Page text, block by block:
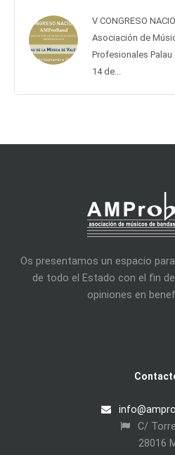
V CONGRESO
Asociación de
Profesionales
14 de...
Os presentamos un espacio
de todo el Estado con el fin
opiniones en
C/
28016